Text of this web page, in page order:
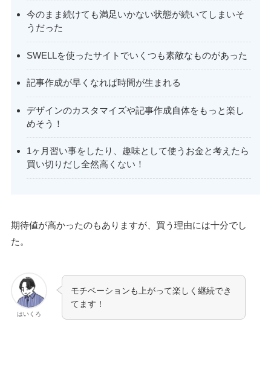
今のまま続けても満足いかない状態が続いてしまいそ
うだった
SWELLを使ったサイトでいくつも素敵なものがあった
記事作成が早くなれば時間が生まれる
デザインのカスタマイズや記事作成自体をもっと楽し
めそう！
1ヶ月習い事をしたり、趣味として使うお金と考えたら
買い切りだし全然高くない！
期待値が高かったのもありますが、買う理由には十分でし
た。
はいくろ
モチベーションも上がって楽しく継続でき
てます！